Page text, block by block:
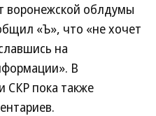
воронежской облдумы
«Ъ», что «не хочет
на
В
СКР пока также